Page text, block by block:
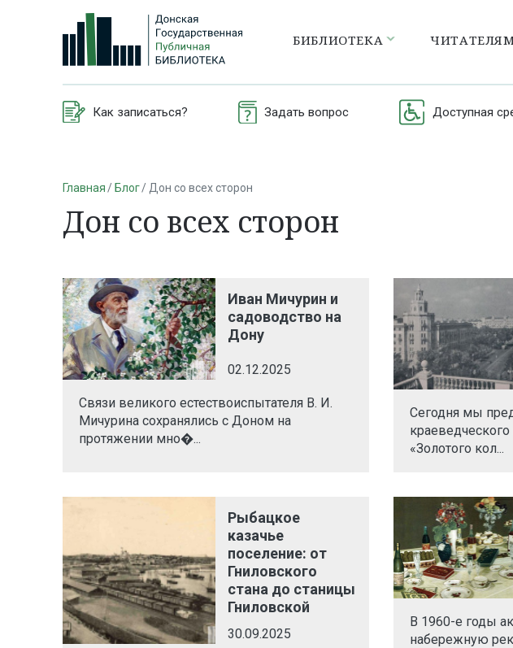
БИБЛИОТЕКА
Как записаться? Задать вопрос Доступная
Главная Блог Дон со всех сторон
Дон со всех сторон
Иван Мичурин и
садоводство на
Дону
02.12.2025
Связи великого естествоиспытателя В. И.
Мичурина сохранялись с Доном на
протяжении мно�...
Сегодня мы
«Золотого кол...
Рыбацкое
казачье
поселение: от
Гниловского
стана до станицы
Гниловской
30.09.2025
В 1960-е годы
набережную